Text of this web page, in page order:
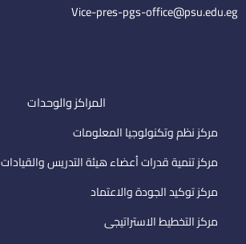
Vice-pres-pgs-office@psu.edu.eg
المراكز والوحدات
مركز نظم وتكنولوجيا المعلومات
مركز تنمية قدرات أعضاء هيئة التدريس والقيادات
مركز توكيد الجودة والاعتماد
مركز التخطيط الاستراتيجى